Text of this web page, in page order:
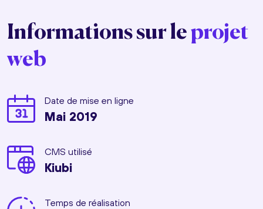
Informations sur leprojet
web
Date de mise en ligne
Mai 2019
CMS utilisé
Kiubi
Temps de réalisation